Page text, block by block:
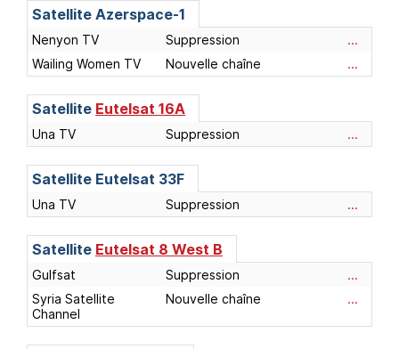
Satellite Azerspace-1
Nenyon TV Suppression
...
Wailing Women TV
Nouvelle chaîne ...
Satellite Eutelsat 16A
Una TV Suppression ...
Satellite Eutelsat 33F
Una TV Suppression ...
Satellite Eutelsat 8 West B
Gulfsat Suppression
...
Syria Satellite
Channel
Nouvelle chaîne ...